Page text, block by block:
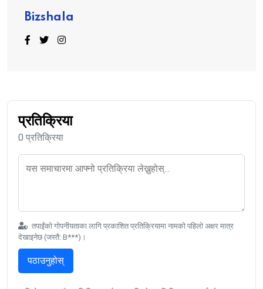
Bizshala
प्रतिक्रिया
0 प्रतिक्रिया
तपाईंको गोपनीयताका लागि प्रकाशित प्रतिक्रियामा नामको पहिलो अक्षर मात्र
देखाइनेछ (जस्तै: B***)।
पठाउनुहोस्